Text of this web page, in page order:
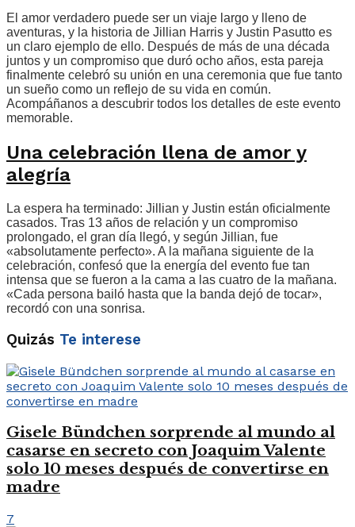
El amor verdadero puede ser un viaje largo y lleno de
aventuras, y la historia de Jillian Harris y Justin Pasutto es
un claro ejemplo de ello. Después de más de una década
juntos y un compromiso que duró ocho años, esta pareja
finalmente celebró su unión en una ceremonia que fue tanto
un sueño como un reflejo de su vida en común.
Acompáñanos a descubrir todos los detalles de este evento
memorable.
Una celebración llena de amor y
alegría
La espera ha terminado: Jillian y Justin están oficialmente
casados. Tras 13 años de relación y un compromiso
prolongado, el gran día llegó, y según Jillian, fue
«absolutamente perfecto». A la mañana siguiente de la
celebración, confesó que la energía del evento fue tan
intensa que se fueron a la cama a las cuatro de la mañana.
«Cada persona bailó hasta que la banda dejó de tocar»,
recordó con una sonrisa.
Quizás Te interese
Gisele Bündchen sorprende al mundo al
casarse en secreto con Joaquim Valente
solo 10 meses después de convertirse en
madre
7